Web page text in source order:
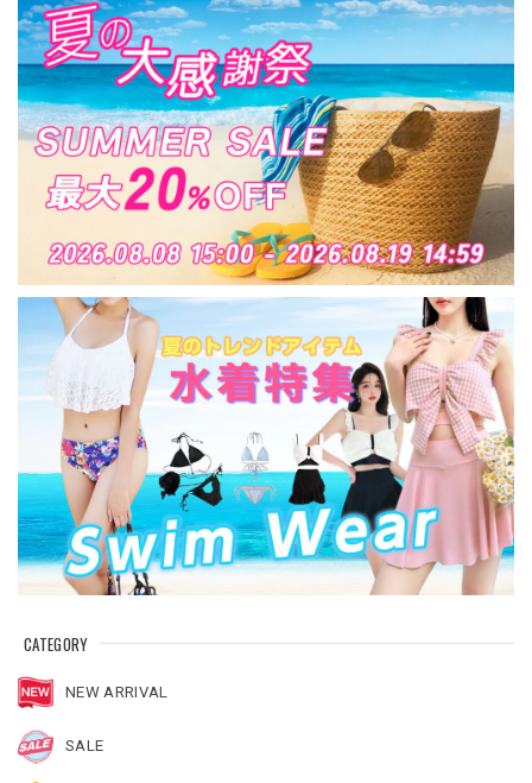
CATEGORY
NEW ARRIVAL
SALE
いめ おしゃれ 歩きや
すい 大人可愛い 大人
女子 [LW-CFS022]